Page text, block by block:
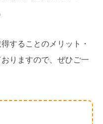
することのメリット・
りますので、ぜひご一